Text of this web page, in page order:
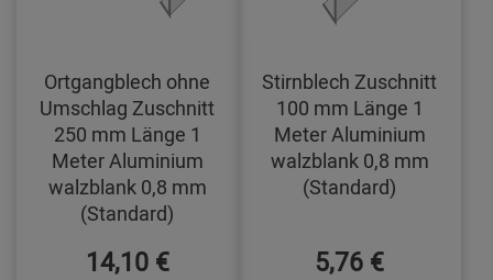
Ortgangblech ohne
Umschlag Zuschnitt
250 mm Länge 1
Meter Aluminium
walzblank 0,8 mm
(Standard)
14,10 €
Stirnblech Zuschnitt
100 mm Länge 1
Meter Aluminium
walzblank 0,8 mm
(Standard)
5,76 €